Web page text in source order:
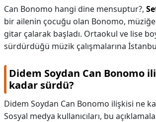
Can Bonomo hangi dine mensuptur?,
bir ailenin çocuğu olan Bonomo, müziğe
gitar çalarak başladı. Ortaokul ve lise
sürdürdüğü müzik çalışmalarına
Didem Soydan Can Bonomo
kadar sürdü?
Didem Soydan Can Bonomo ilişkisi ne
Sosyal medya kullanıcıları, bu